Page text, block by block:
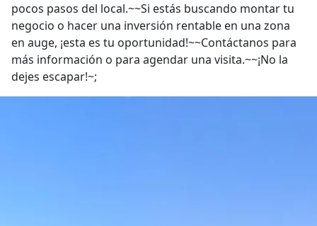
pocos pasos del local.~~Si estás buscando montar tu
negocio o hacer una inversión rentable en una zona
en auge, ¡esta es tu oportunidad!~~Contáctanos para
más información o para agendar una visita.~~¡No la
dejes escapar!~;